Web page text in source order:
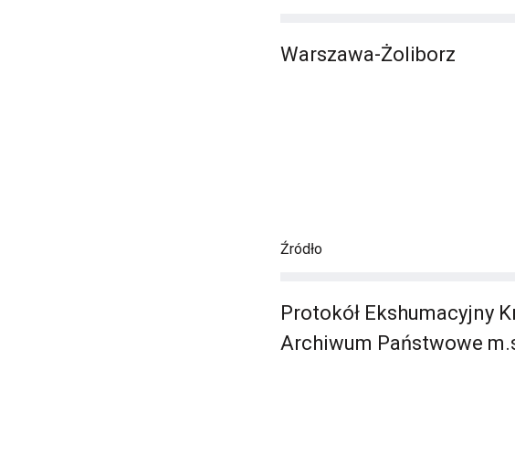
Warszawa-Żoliborz
Źródło
Protokół Ekshumacyjny
Archiwum Państwowe